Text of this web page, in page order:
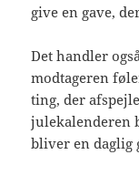
give en gave,
Det handler
modtageren
ting, der
julekalenderen
bliver en daglig